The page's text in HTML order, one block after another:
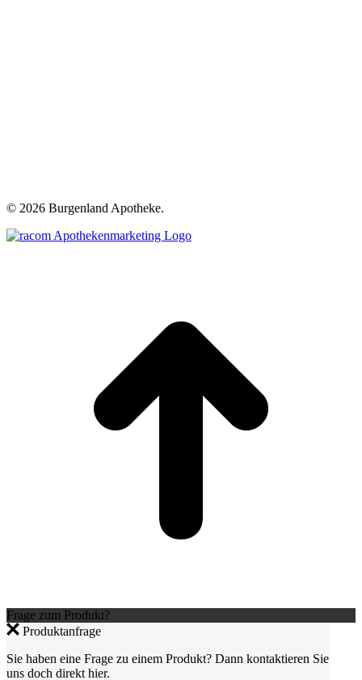
© 2026 Burgenland Apotheke.
Frage zum Produkt?
Produktanfrage
Sie haben eine Frage zu einem Produkt? Dann kontaktieren Sie
uns doch direkt hier.